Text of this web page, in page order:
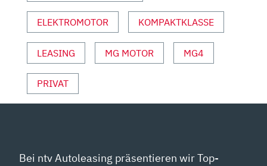
YOUTUBE
ANZEIGEN
ELEKTROMOTOR KOMPAKTKLASSE
LEASING MG MOTOR MG4
PRIVAT
Bei ntv Autoleasing präsentieren wir Top-